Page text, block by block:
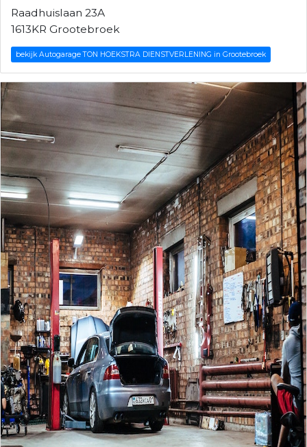
Raadhuislaan 23A
1613KR Grootebroek
bekijk Autogarage TON HOEKSTRA DIENSTVERLENING in Grootebroek